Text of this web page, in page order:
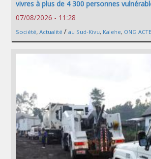
vivres à plus de 4 300 personnes
07/08/2026 - 11:28
Société, Actualité / au Sud-Kivu, Kalehe, ONG